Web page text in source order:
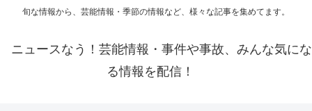
旬な情報から、芸能情報・季節の情報など、様々な記事を集めてます。
ニュースなう！芸能情報・事件や事故、みんな気にな
る情報を配信！